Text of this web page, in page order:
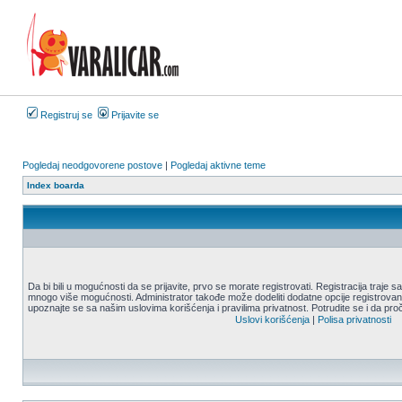
Registruj se Prijavite se
Pogledaj neodgovorene postove | Pogledaj aktivne teme
Index boarda
Da bi bili u mogućnosti da se prijavite, prvo se morate registrovati. Registracija traje
mnogo više mogućnosti. Administrator takođe može dodeliti dodatne opcije
upoznajte se sa našim uslovima korišćenja i pravilima privatnost. Potrudite se i da
Uslovi korišćenja| Polisa privatnosti